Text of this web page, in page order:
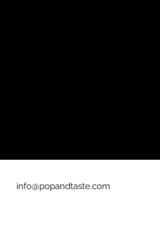
info@popandtaste.com